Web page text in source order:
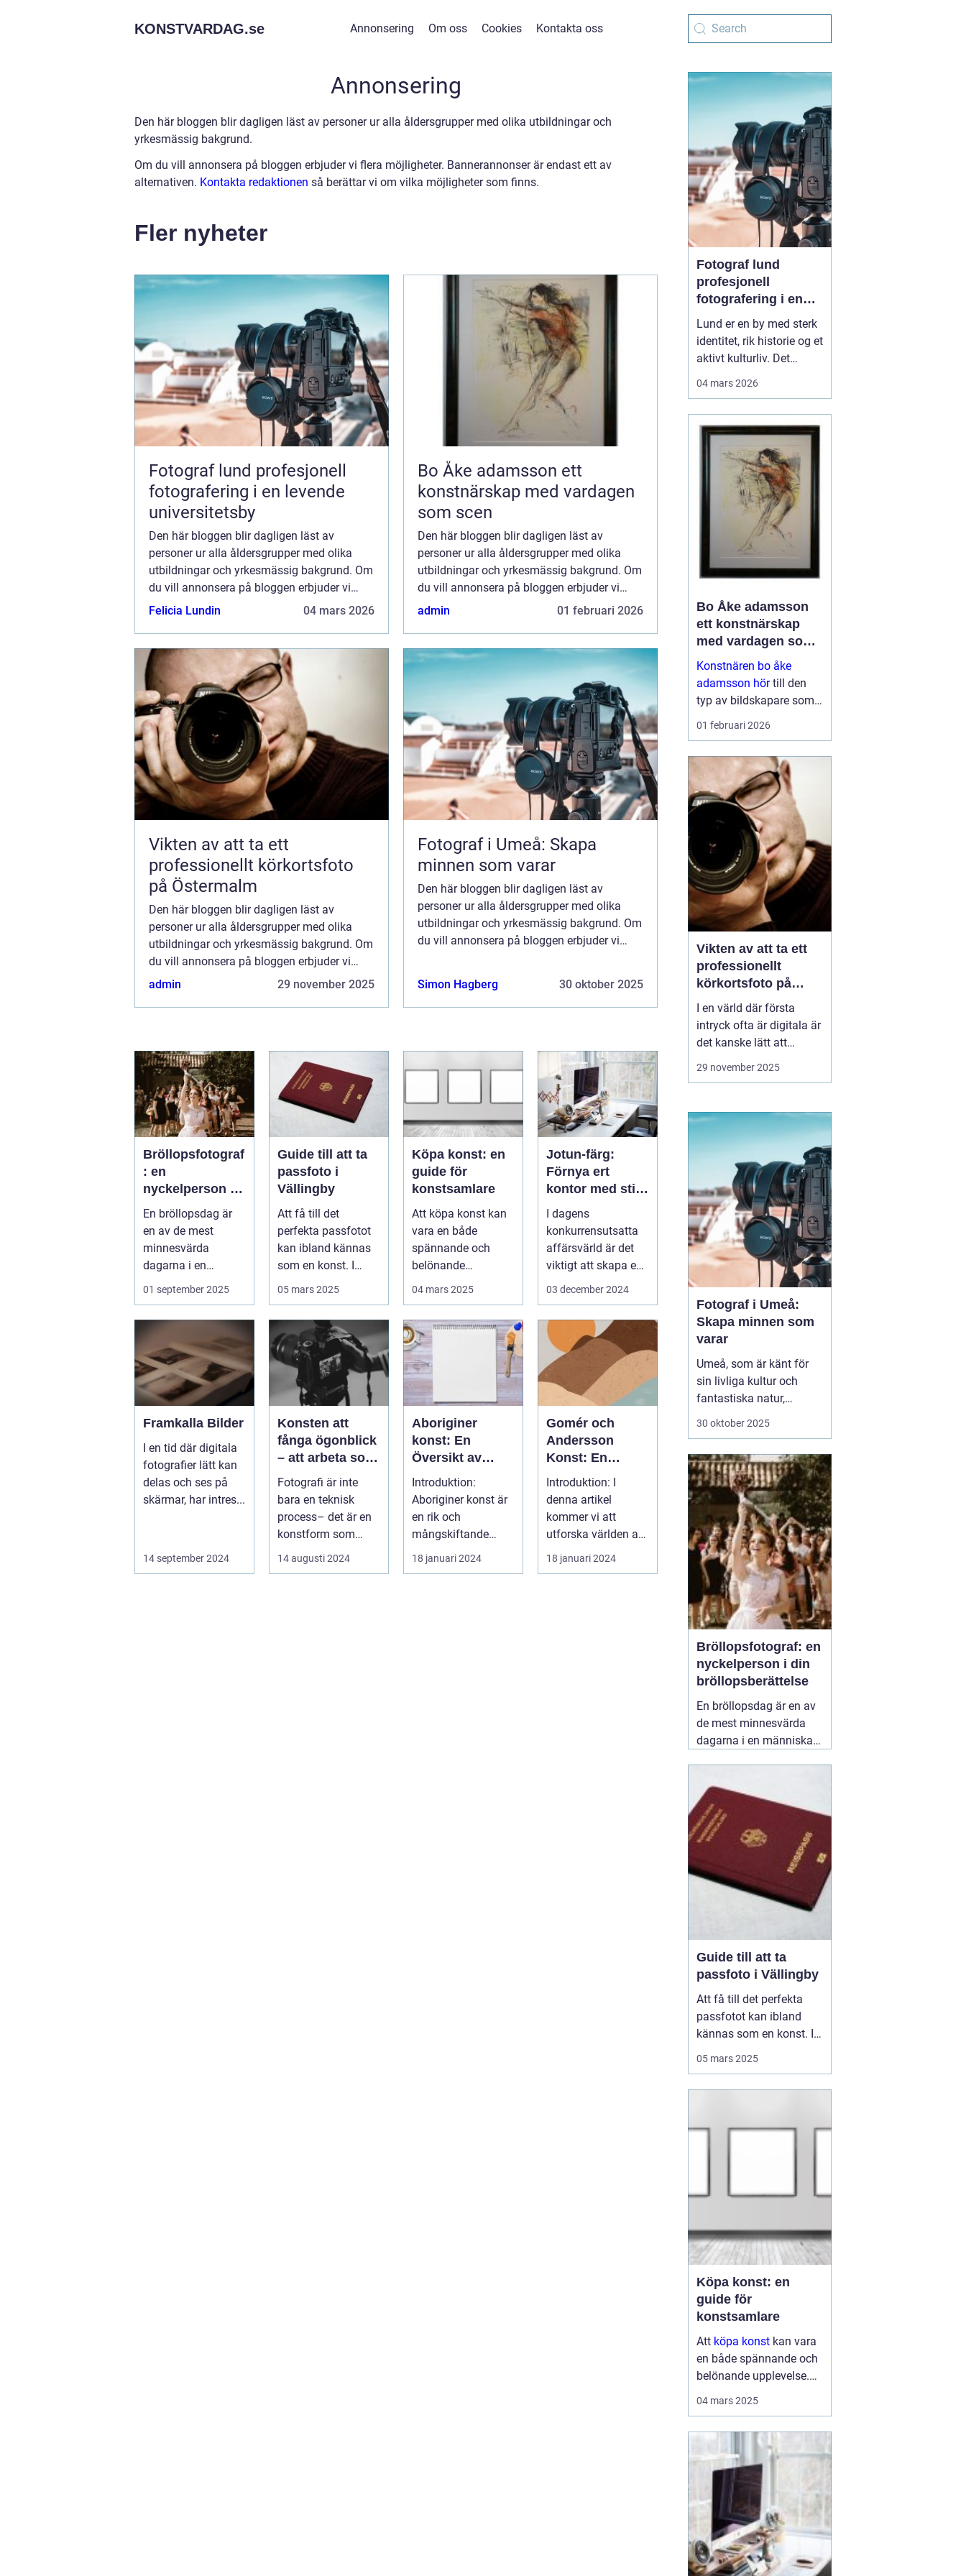
KONSTVARDAG.se Annonsering Om oss Cookies Kontakta oss
Annonsering
Den här bloggen blir dagligen läst av personer ur alla åldersgrupper med olika utbildningar och
yrkesmässig bakgrund.
Om du vill annonsera på bloggen erbjuder vi flera möjligheter. Bannerannonser är endast ett av
alternativen. Kontakta redaktionen så berättar vi om vilka möjligheter som finns.
Fler nyheter
Fotograf lund profesjonell
fotografering i en levende
universitetsby
Den här bloggen blir dagligen läst av
personer ur alla åldersgrupper med olika
utbildningar och yrkesmässig bakgrund. Om
du vill annonsera på bloggen erbjuder vi
flera möjligheter. Bannerannonser är endast
Felicia Lundin 04 mars 2026
Bo Åke adamsson ett
konstnärskap med vardagen
som scen
Den här bloggen blir dagligen läst av
personer ur alla åldersgrupper med olika
utbildningar och yrkesmässig bakgrund. Om
du vill annonsera på bloggen erbjuder vi
flera möjligheter. Bannerannonser är endast
admin 01 februari 2026
Vikten av att ta ett
professionellt körkortsfoto
på Östermalm
Den här bloggen blir dagligen läst av
personer ur alla åldersgrupper med olika
utbildningar och yrkesmässig bakgrund. Om
du vill annonsera på bloggen erbjuder vi
flera möjligheter. Bannerannonser är endast
admin 29 november 2025
Fotograf i Umeå: Skapa
minnen som varar
Den här bloggen blir dagligen läst av
personer ur alla åldersgrupper med olika
utbildningar och yrkesmässig bakgrund. Om
du vill annonsera på bloggen erbjuder vi
så...
Simon Hagberg 30 oktober 2025
Bröllopsfotograf
: en
nyckelperson i
din
bröllopsberättel
se
En bröllopsdag är
en av de mest
minnesvärda
dagarna i en
människas liv. Det
&aum...
01 september 2025
Guide till att ta
passfoto i
Vällingby
Att få till det
perfekta passfotot
kan ibland kännas
som en konst. I
Vällingby finns...
05 mars 2025
Köpa konst: en
guide för
konstsamlare
Att köpa konst kan
vara en både
spännande och
belönande
upplevelse. Det
04 mars 2025
Jotun-färg:
Förnya ert
kontor med stil
och enkelhet
I dagens
konkurrensutsatta
affärsvärld är det
viktigt att skapa en
arbetsmiljö s...
03 december 2024
Framkalla Bilder
I en tid där digitala
fotografier lätt kan
delas och ses på
skärmar, har intres...
14 september 2024
Konsten att
fånga ögonblick
– att arbeta som
fotograf i
Norrköping
Fotografi är inte
bara en teknisk
process– det är en
konstform som
fångar tide...
14 augusti 2024
Aboriginer
konst: En
Översikt av
Konstformen
från Australiens
Urinvånare
Introduktion:
Aboriginer konst är
en rik och
mångskiftande
konstform som
härstammar från
18 januari 2024
Gomér och
Andersson
Konst: En
Fördjupande
Översikt
Introduktion: I
denna artikel
kommer vi att
utforska världen av
Gomér och
Andersson konst,
18 januari 2024
Fotograf lund
profesjonell
fotografering i en
levende
universitetsby
Lund er en by med sterk
identitet, rik historie og et
aktivt kulturliv. Det
kunstneriske portretter
og reklamebilder til
landbruksfoto og
dokumentasjon av
forskning. Når bedrifter,
04 mars 2026
Bo Åke adamsson
ett konstnärskap
med vardagen som
scen
Konstnären bo åke
adamsson hörtill den
typ av bildskapare som
ofta upptäcks av en
galleriutställning eller
bland hundratals namn i
en webbutik. När blicken
väl fastnar st...
01 februari 2026
Vikten av att ta ett
professionellt
körkortsfoto på
Östermalm
I en värld där första
intryck ofta är digitala är
det kanske lätt att
glömma bort vikten av
en viktig del av vår
identitet. Ett k&o...
29 november 2025
Fotograf i Umeå:
Skapa minnen som
varar
Umeå, som är känt för
sin livliga kultur och
fantastiska natur,
erbjuder många tillfällen
staden för att utforska
dess kulturella
evenemang eller de
vackra norrlands...
30 oktober 2025
Bröllopsfotograf: en
nyckelperson i din
bröllopsberättelse
En bröllopsdag är en av
de mest minnesvärda
dagarna i en människas
känslosamma stunder
som man vill för evigt
bevara i minnet.
september 2025
Guide till att ta
passfoto i Vällingby
Att få till det perfekta
passfotot kan ibland
kännas som en konst. I
rät...
05 mars 2025
Köpa konst: en
guide för
konstsamlare
Att köpa konst kan vara
en både spännande och
belönande upplevelse.
att investera i något som
u...
04 mars 2025